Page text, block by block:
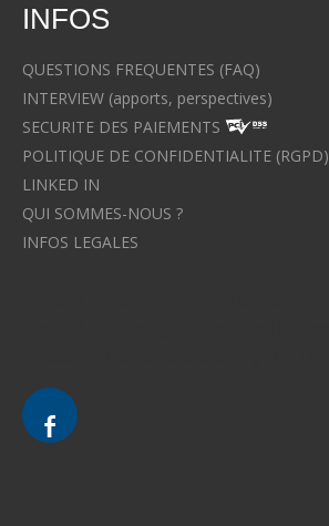
INFOS
QUESTIONS FREQUENTES (FAQ)
INTERVIEW (apports, perspectives)
SECURITE DES PAIEMENTS
POLITIQUE DE CONFIDENTIALITE (RGPD)
LINKED IN
QUI SOMMES-NOUS ?
INFOS LEGALES